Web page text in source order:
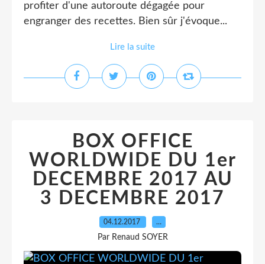
profiter d'une autoroute dégagée pour
engranger des recettes. Bien sûr j'évoque...
Lire la suite
BOX OFFICE
WORLDWIDE DU 1er
DECEMBRE 2017 AU
3 DECEMBRE 2017
04.12.2017 …
Par Renaud SOYER